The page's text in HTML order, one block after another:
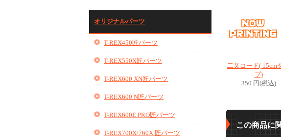
オリジナルパーツ
T-REX450匠パーツ
T-REX550X匠パーツ
T-REX600 XN匠パーツ
T-REX600 N匠パーツ
T-REX600E PRO匠パーツ
T-REX700X/760X 匠パーツ
二又コード( 15cm
プ)
350 円(税込)
この商品に